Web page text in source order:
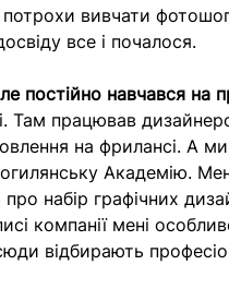
вивчати
все і почалося.
постійно навчався на
Там працював
на фрилансі. А
Академію.
набір графічних
компанії мені
відбирають